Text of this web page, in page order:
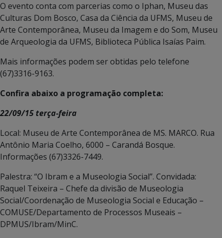
O evento conta com parcerias como o Iphan, Museu das
Culturas Dom Bosco, Casa da Ciência da UFMS, Museu de
Arte Contemporânea, Museu da Imagem e do Som, Museu
de Arqueologia da UFMS, Biblioteca Pública Isaías Paim.
Mais informações podem ser obtidas pelo telefone
(67)3316-9163.
Confira abaixo a programação completa:
22/09/15 terça-feira
Local: Museu de Arte Contemporânea de MS. MARCO. Rua
Antônio Maria Coelho, 6000 – Carandá Bosque.
Informações (67)3326-7449.
Palestra: “O Ibram e a Museologia Social”. Convidada:
Raquel Teixeira – Chefe da divisão de Museologia
Social/Coordenação de Museologia Social e Educação –
COMUSE/Departamento de Processos Museais –
DPMUS/Ibram/MinC.